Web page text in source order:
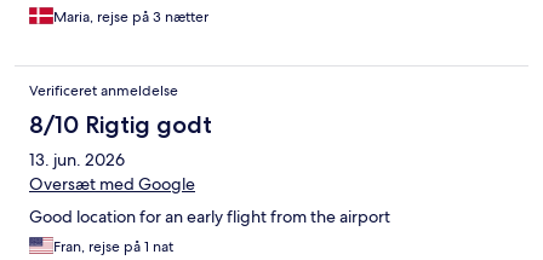
Maria, rejse på 3 nætter
Verificeret anmeldelse
8/10 Rigtig godt
13. jun. 2026
Oversæt med Google
Good location for an early flight from the airport
Fran, rejse på 1 nat